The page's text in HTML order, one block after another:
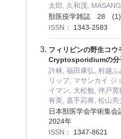
太郎, 久和茂,
獣医疫学雑誌 28
ISSN：
1343-2583
フィリピンの野生コウ
Cryptosporidiumの分
許林, 福田康弘, 村越ふ
リップ, マサンカイ ジ
イマン, 大松勉, 伴戸
有美, 嘉手苅将, 松山亮
日本獣医学会学術集
2024年
ISSN：
1347-8621